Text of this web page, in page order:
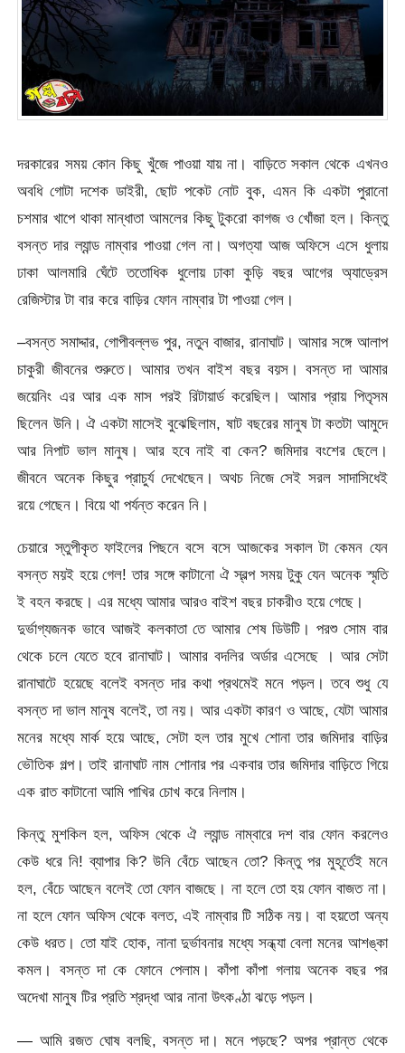
দরকারের সময় কোন কিছু খুঁজে পাওয়া যায় না। বাড়িতে সকাল থেকে এখনও
অবধি গোটা দশেক ডাইরী, ছোট পকেট নোট বুক, এমন কি একটা পুরানো
চশমার খাপে থাকা মান্ধাতা আমলের কিছু টুকরো কাগজ ও খোঁজা হল। কিন্তু
বসন্ত দার ল্যান্ড নাম্বার পাওয়া গেল না। অগত্যা আজ অফিসে এসে ধুলায়
ঢাকা আলমারি ঘেঁটে ততোধিক ধুলোয় ঢাকা কুড়ি বছর আগের অ্যাড্রেস
রেজিস্টার টা বার করে বাড়ির ফোন নাম্বার টা পাওয়া গেল।
–বসন্ত সমাদ্দার, গোপীবল্লভ পুর, নতুন বাজার, রানাঘাট। আমার সঙ্গে আলাপ
চাকুরী জীবনের শুরুতে। আমার তখন বাইশ বছর বয়স। বসন্ত দা আমার
জয়েনিং এর আর এক মাস পরই রিটায়ার্ড করেছিল। আমার প্রায় পিতৃসম
ছিলেন উনি। ঐ একটা মাসেই বুঝেছিলাম, ষাট বছরের মানুষ টা কতটা আমুদে
আর নিপাট ভাল মানুষ। আর হবে নাই বা কেন? জমিদার বংশের ছেলে।
জীবনে অনেক কিছুর প্রাচুর্য দেখেছেন। অথচ নিজে সেই সরল সাদাসিধেই
রয়ে গেছেন। বিয়ে থা পর্যন্ত করেন নি।
চেয়ারে স্তুপীকৃত ফাইলের পিছনে বসে বসে আজকের সকাল টা কেমন যেন
বসন্ত ময়ই হয়ে গেল! তার সঙ্গে কাটানো ঐ স্বল্প সময় টুকু যেন অনেক স্মৃতি
ই বহন করছে। এর মধ্যে আমার আরও বাইশ বছর চাকরীও হয়ে গেছে।
দুর্ভাগ্যজনক ভাবে আজই কলকাতা তে আমার শেষ ডিউটি। পরশু সোম বার
থেকে চলে যেতে হবে রানাঘাট। আমার বদলির অর্ডার এসেছে । আর সেটা
রানাঘাটে হয়েছে বলেই বসন্ত দার কথা প্রথমেই মনে পড়ল। তবে শুধু যে
বসন্ত দা ভাল মানুষ বলেই, তা নয়। আর একটা কারণ ও আছে, যেটা আমার
মনের মধ্যে মার্ক হয়ে আছে, সেটা হল তার মুখে শোনা তার জমিদার বাড়ির
ভৌতিক গল্প। তাই রানাঘাট নাম শোনার পর একবার তার জমিদার বাড়িতে গিয়ে
এক রাত কাটানো আমি পাখির চোখ করে নিলাম।
কিন্তু মুশকিল হল, অফিস থেকে ঐ ল্যান্ড নাম্বারে দশ বার ফোন করলেও
কেউ ধরে নি! ব্যাপার কি? উনি বেঁচে আছেন তো? কিন্তু পর মুহূর্তেই মনে
হল, বেঁচে আছেন বলেই তো ফোন বাজছে। না হলে তো হয় ফোন বাজত না।
না হলে ফোন অফিস থেকে বলত, এই নাম্বার টি সঠিক নয়। বা হয়তো অন্য
কেউ ধরত। তো যাই হোক, নানা দুর্ভাবনার মধ্যে সন্ধ্যা বেলা মনের আশঙ্কা
কমল। বসন্ত দা কে ফোনে পেলাম। কাঁপা কাঁপা গলায় অনেক বছর পর
অদেখা মানুষ টির প্রতি শ্রদ্ধা আর নানা উৎকণ্ঠা ঝড়ে পড়ল।
— আমি রজত ঘোষ বলছি, বসন্ত দা। মনে পড়ছে? অপর প্রান্ত থেকে